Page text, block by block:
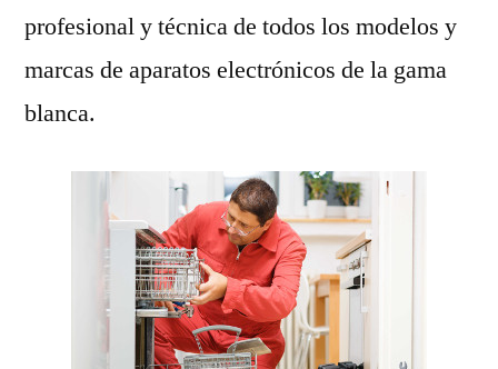
profesional y técnica de todos los modelos y
marcas de aparatos electrónicos de la gama
blanca.